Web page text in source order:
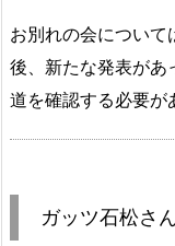
お別れの会について
後、新たな発表があ
道を確認する必要が
ガッツ石松さ